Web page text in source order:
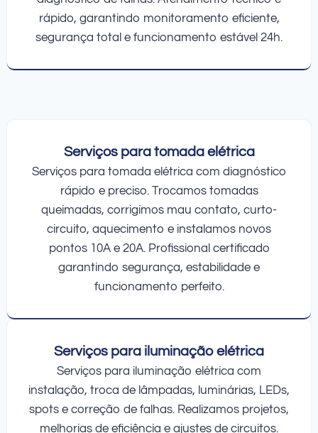
rápido, garantindo monitoramento eficiente,
segurança total e funcionamento estável 24h.
Serviços para tomada elétrica
Serviços para tomada elétrica com diagnóstico
rápido e preciso. Trocamos tomadas
queimadas, corrigimos mau contato, curto-
circuito, aquecimento e instalamos novos
pontos 10A e 20A. Profissional certificado
garantindo segurança, estabilidade e
funcionamento perfeito.
Serviços para iluminação elétrica
Serviços para iluminação elétrica com
instalação, troca de lâmpadas, luminárias, LEDs,
spots e correção de falhas. Realizamos projetos,
melhorias de eficiência e ajustes de circuitos.